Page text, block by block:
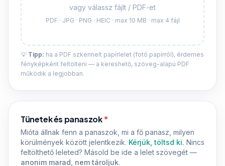
vagy válassz fájlt / PDF-et
PDF · JPG · PNG · HEIC · max 10 MB · max 4 fájl
💡 Tipp: ha a PDF szkennelt papírlelet (fotó papírról), érdemes
fényképként feltölteni — a kereshető, szöveg-alapú PDF
működik a legjobban.
Tünetek és panaszok*
Mióta állnak fenn a panaszok, mi a fő panasz, milyen
körülmények között jelentkezik. Kérjük, töltsd ki. Nincs
feltölthető leleted? Másold be ide a lelet szövegét —
anonim marad, nem tároljuk.